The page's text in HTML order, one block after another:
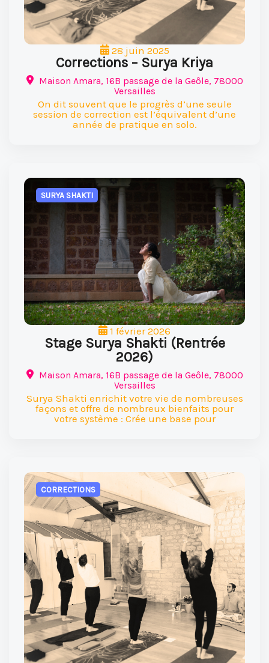
28 juin 2025
Corrections – Surya Kriya
Maison Amara, 16B passage de la Geôle, 78000
Versailles
On dit souvent que le progrès d’une seule
session de correction est l’équivalent d’une
année de pratique en solo.
SURYA SHAKTI
1 février 2026
Stage Surya Shakti (Rentrée
2026)
Maison Amara, 16B passage de la Geôle, 78000
Versailles
Surya Shakti enrichit votre vie de nombreuses
façons et offre de nombreux bienfaits pour
votre système : Crée une base pour
CORRECTIONS